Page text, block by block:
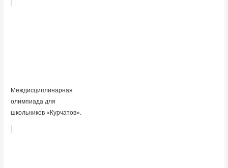
Междисциплинарная
олимпиада для
школьников «Курчатов».